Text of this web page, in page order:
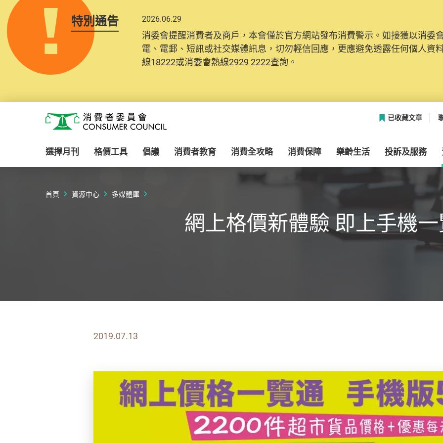
特別通告 2026.06.29
消委會提醒消費者及商戶，本會僅於官方網站發布消費警示。如接獲以消委
電、電郵、短訊或社交媒體訊息，切勿輕信回應，更應避免透露任何個人資
線18222或消委會熱線2929 2222查詢。
消費者委員會
已收藏文章
選擇月刊 格價工具 倡議 消費者教育 消費全攻略 消費保障 樂齡生活 投訴及服務
首頁 資源中心 多媒體庫
網上格價新體驗 即上手機
2019.07.13